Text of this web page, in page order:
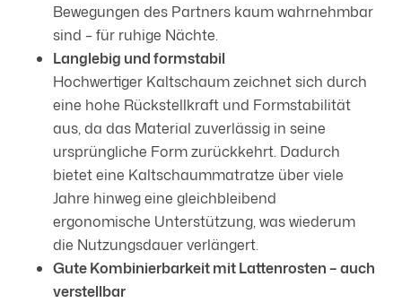
Bewegungen des Partners kaum wahrnehmbar
sind – für ruhige Nächte.
Langlebig und formstabil
Hochwertiger Kaltschaum zeichnet sich durch
eine hohe Rückstellkraft und Formstabilität
aus, da das Material zuverlässig in seine
ursprüngliche Form zurückkehrt. Dadurch
bietet eine Kaltschaummatratze über viele
Jahre hinweg eine gleichbleibend
ergonomische Unterstützung, was wiederum
die Nutzungsdauer verlängert.
Gute Kombinierbarkeit mit Lattenrosten – auch
verstellbar